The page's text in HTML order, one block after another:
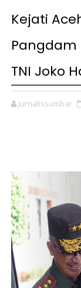
Kejati
Pangdam
TNI Joko
jurnalissumbar